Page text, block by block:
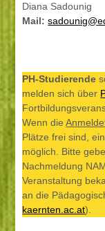
Diana Sadounig
Mail:
PH-Studierende
melden sich über
Wenn die
Plätze frei sind,
möglich. Bitte
Nachmeldung
Veranstaltung
an die
kaernten.ac.at).